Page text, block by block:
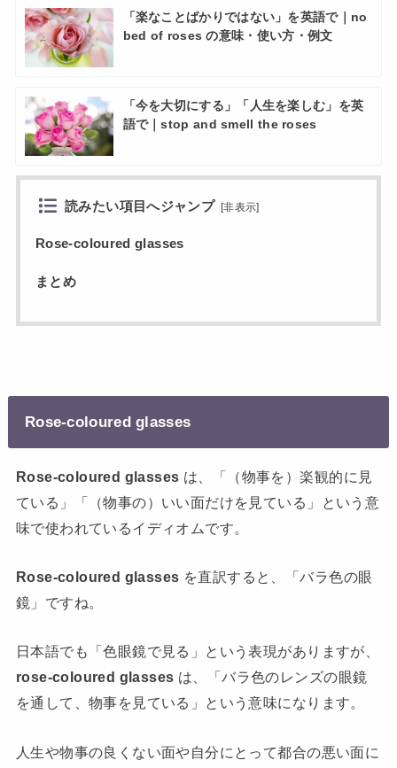
「楽なことばかりではない」を英語で｜no
bed of roses の意味・使い方・例文
「今を大切にする」「人生を楽しむ」を英
語で｜stop and smell the roses
読みたい項目へジャンプ [非表示]
Rose-coloured glasses
まとめ
Rose-coloured glasses
Rose-coloured glasses は、「（物事を）楽観的に見
ている」「（物事の）いい面だけを見ている」という意
味で使われているイディオムです。
Rose-coloured glasses を直訳すると、「バラ色の眼
鏡」ですね。
日本語でも「色眼鏡で見る」という表現がありますが、
rose-coloured glasses は、「バラ色のレンズの眼鏡
を通して、物事を見ている」という意味になります。
人生や物事の良くない面や自分にとって都合の悪い面に